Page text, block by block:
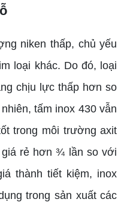
niken thấp, chủ yếu
loại khác. Do đó, loại
chịu lực thấp hơn so
tấm inox 430 vẫn
trong môi trường axit
rẻ hơn ¾ lần so với
thành tiết kiệm, inox
trong sản xuất các